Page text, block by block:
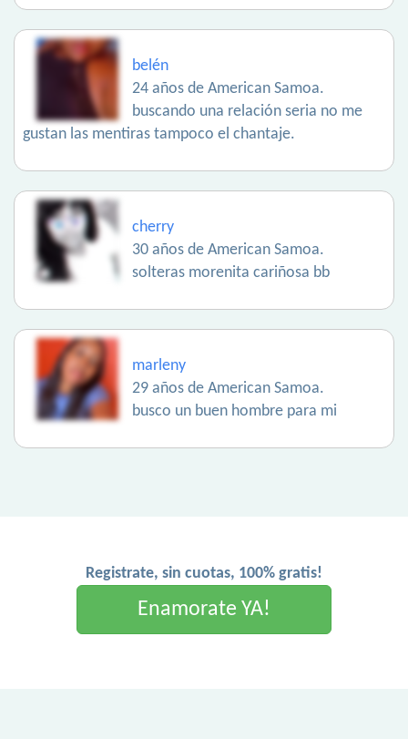
belén
24 años de American Samoa.
buscando una relación seria no me
gustan las mentiras tampoco el chantaje.
cherry
30 años de American Samoa.
solteras morenita cariñosa bb
marleny
29 años de American Samoa.
busco un buen hombre para mi
Registrate, sin cuotas, 100% gratis!
Enamorate YA!